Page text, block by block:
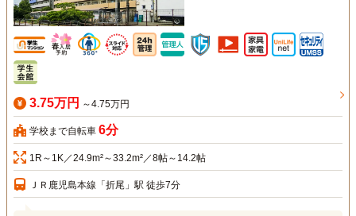
3.75万円 ～4.75万円
学校まで自転車 6分
1R～1K／24.9m²～33.2m²／8帖～14.2帖
ＪＲ鹿児島本線「折尾」駅 徒歩7分